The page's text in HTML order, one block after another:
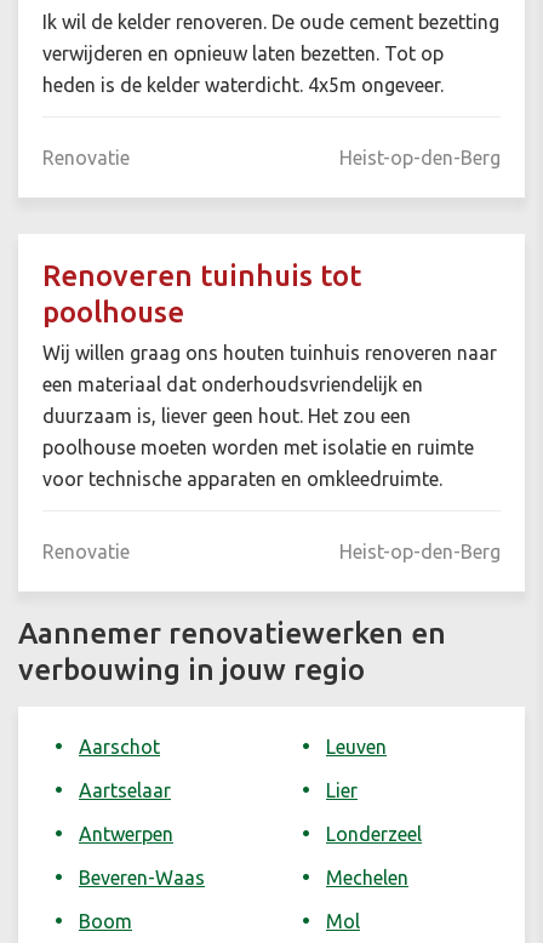
Ik wil de kelder renoveren. De oude cement bezetting
verwijderen en opnieuw laten bezetten. Tot op
heden is de kelder waterdicht. 4x5m ongeveer.
Renovatie Heist-op-den-Berg
Renoveren tuinhuis tot
poolhouse
Wij willen graag ons houten tuinhuis renoveren naar
een materiaal dat onderhoudsvriendelijk en
duurzaam is, liever geen hout. Het zou een
poolhouse moeten worden met isolatie en ruimte
voor technische apparaten en omkleedruimte.
Renovatie Heist-op-den-Berg
Aannemer renovatiewerken en
verbouwing in jouw regio
Aarschot
Aartselaar
Antwerpen
Beveren-Waas
Boom
Leuven
Lier
Londerzeel
Mechelen
Mol